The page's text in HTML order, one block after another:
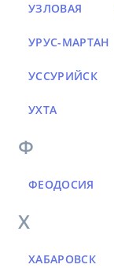
УЗЛОВАЯ
УРУС-МАРТАН
УССУРИЙСК
УХТА
Ф
ФЕОДОСИЯ
Х
ХАБАРОВСК